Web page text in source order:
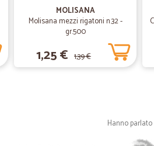
MOLISANA
Molisana mezzi rigatoni n.32 -
gr.500
1,25 € 1,39 €
Hanno